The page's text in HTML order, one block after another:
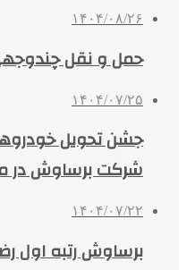
۱۴۰۴/۰۸/۲۶
حمل و نقل
۱۴۰۴/۰۷/۲۵
جشن تحویل
شرکت برساوش در
۱۴۰۴/۰۷/۲۲
برساوش رتبه اول